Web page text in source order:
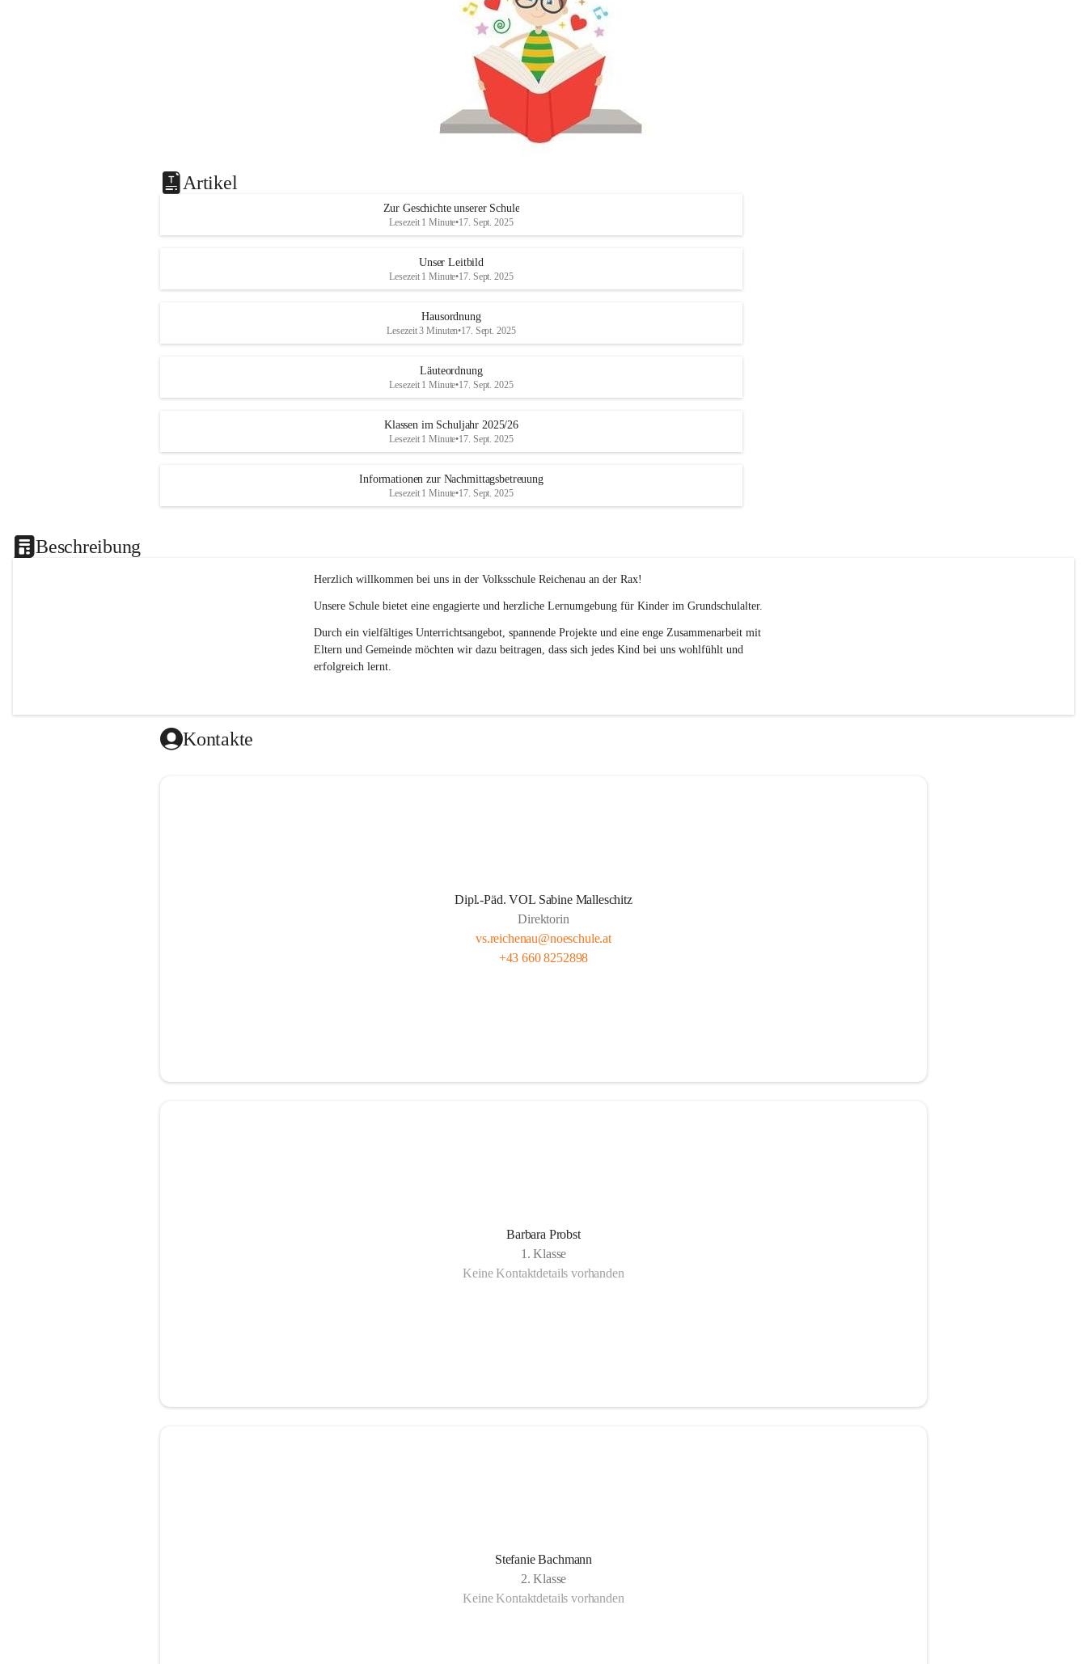
Artikel
Zur Geschichte unserer Schule
Lesezeit 1 Minute•17. Sept. 2025
Unser Leitbild
Lesezeit 1 Minute•17. Sept. 2025
Hausordnung
Lesezeit 3 Minuten•17. Sept. 2025
Läuteordnung
Lesezeit 1 Minute•17. Sept. 2025
Klassen im Schuljahr 2025/26
Lesezeit 1 Minute•17. Sept. 2025
Informationen zur Nachmittagsbetreuung
Lesezeit 1 Minute•17. Sept. 2025
Beschreibung
Herzlich willkommen bei uns in der Volksschule Reichenau an der Rax!
Unsere Schule bietet eine engagierte und herzliche Lernumgebung für Kinder im Grundschulalter.
Durch ein vielfältiges Unterrichtsangebot, spannende Projekte und eine enge Zusammenarbeit mit
Eltern und Gemeinde möchten wir dazu beitragen, dass sich jedes Kind bei uns wohlfühlt und
erfolgreich lernt.
Kontakte
Dipl.-Päd. VOL Sabine Malleschitz
Direktorin
vs.reichenau@noeschule.at
+43 660 8252898
Barbara Probst
1. Klasse
Keine Kontaktdetails vorhanden
Stefanie Bachmann
2. Klasse
Keine Kontaktdetails vorhanden